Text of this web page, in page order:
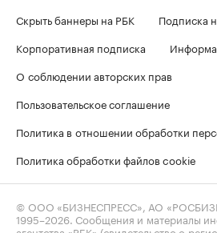
Скрыть баннеры на РБК
Подписка
Корпоративная подписка
О соблюдении авторских прав
Пользовательское соглашение
Политика в отношении обработки
Политика обработки файлов cookie
© ООО «БИЗНЕСПРЕСС», АО
1995–2026. Сообщения и материалы